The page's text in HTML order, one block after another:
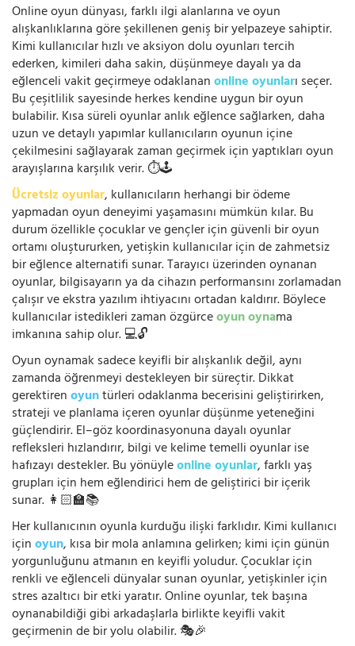
Online oyun dünyası, farklı ilgi alanlarına ve oyun
alışkanlıklarına göre şekillenen geniş bir yelpazeye sahiptir.
Kimi kullanıcılar hızlı ve aksiyon dolu oyunları tercih
ederken, kimileri daha sakin, düşünmeye dayalı ya da
eğlenceli vakit geçirmeye odaklananonline oyunları seçer.
Bu çeşitlilik sayesinde herkes kendine uygun bir oyun
bulabilir. Kısa süreli oyunlar anlık eğlence sağlarken, daha
uzun ve detaylı yapımlar kullanıcıların oyunun içine
çekilmesini sağlayarak zaman geçirmek için yaptıkları oyun
arayışlarına karşılık verir. ⏱️🕹️
Ücretsiz oyunlar, kullanıcıların herhangi bir ödeme
yapmadan oyun deneyimi yaşamasını mümkün kılar. Bu
durum özellikle çocuklar ve gençler için güvenli bir oyun
ortamı oluştururken, yetişkin kullanıcılar için de zahmetsiz
bir eğlence alternatifi sunar. Tarayıcı üzerinden oynanan
oyunlar, bilgisayarın ya da cihazın performansını zorlamadan
çalışır ve ekstra yazılım ihtiyacını ortadan kaldırır. Böylece
kullanıcılar istedikleri zaman özgürceoyun oynama
imkanına sahip olur. 💻🔓
Oyun oynamak sadece keyifli bir alışkanlık değil, aynı
zamanda öğrenmeyi destekleyen bir süreçtir. Dikkat
gerektirenoyuntürleri odaklanma becerisini geliştirirken,
strateji ve planlama içeren oyunlar düşünme yeteneğini
güçlendirir. El–göz koordinasyonuna dayalı oyunlar
refleksleri hızlandırır, bilgi ve kelime temelli oyunlar ise
hafızayı destekler. Bu yönüyleonline oyunlar, farklı yaş
grupları için hem eğlendirici hem de geliştirici bir içerik
sunar. 👩🏻‍🏫📚
Her kullanıcının oyunla kurduğu ilişki farklıdır. Kimi kullanıcı
içinoyun, kısa bir mola anlamına gelirken; kimi için günün
yorgunluğunu atmanın en keyifli yoludur. Çocuklar için
renkli ve eğlenceli dünyalar sunan oyunlar, yetişkinler için
stres azaltıcı bir etki yaratır. Online oyunlar, tek başına
oynanabildiği gibi arkadaşlarla birlikte keyifli vakit
geçirmenin de bir yolu olabilir. 🎭🎉